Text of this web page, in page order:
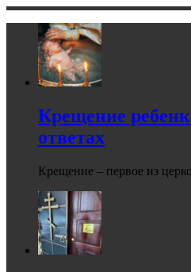
Крещение
ответах
Крещение – первое из